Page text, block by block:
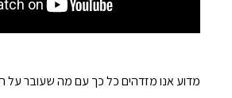
מדוע אנו מזדהים כל כך עם מה שעובר על